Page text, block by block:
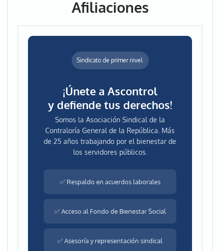
Afiliaciones
Sindicato de primer nivel
¡Únete a Ascontrol
y defiende tus derechos!
Somos la Asociación Sindical de la
Contraloría General de la República. Más
de 25 años trabajando por el bienestar de
los servidores públicos.
✅ Respaldo en acuerdos laborales
✅ Acceso al Fondo de Bienestar Social
✅ Asesoría y representación sindical